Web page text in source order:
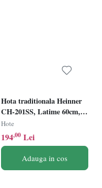
Hota traditionala Heinner
CH-201SS, Latime 60cm,
Putere de absorbtie 209
mc/h, 1 motor, Inox
Hote
194,00 Lei
Adauga in cos